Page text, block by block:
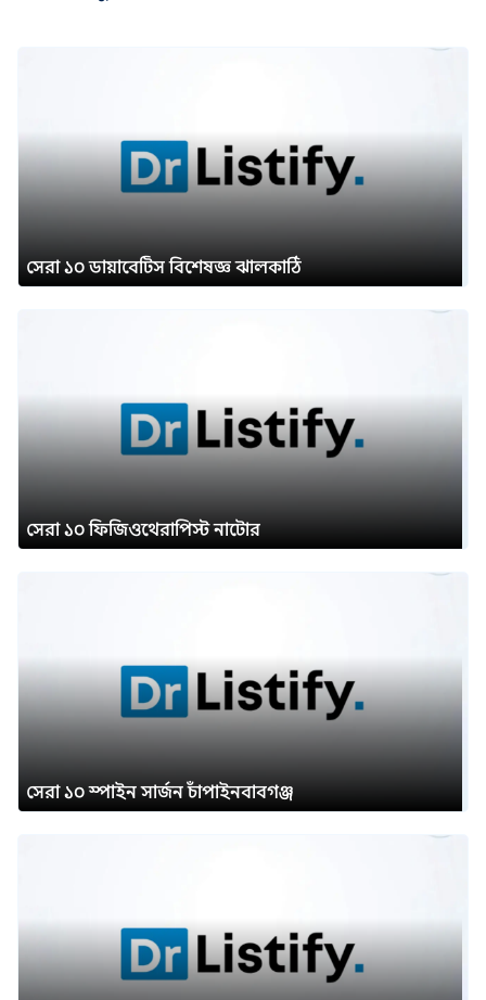
সেরা ১০ ডায়াবেটিস বিশেষজ্ঞ ঝালকাঠি
সেরা ১০ ফিজিওথেরাপিস্ট নাটোর
সেরা ১০ স্পাইন সার্জন চাঁপাইনবাবগঞ্জ